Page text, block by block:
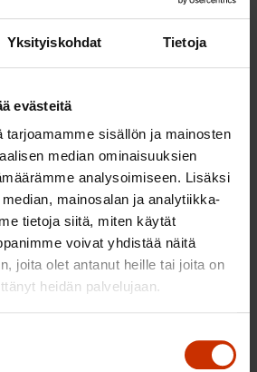
Yksityiskohdat Tietoja
evästeitä
tarjoamamme sisällön ja mainosten
median ominaisuuksien
analysoimiseen. Lisäksi
mainosalan ja analytiikka-
tietoja siitä, miten käytät
voivat yhdistää näitä
joita olet antanut heille tai joita on
heidän palvelujaan.
vuoksi. Erityisesti
asioiden saattaminen jo
tavalla rikosasioissa saattaa
tavalla kansalaisten
esitetyistä syistä.
ja ennakkopäätöskysymys
ja
osalta ovat omiaan
asioiden osalta.